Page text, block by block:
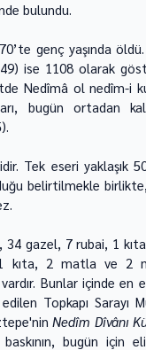
bulundu.
genç yaşında
ise 1108 olarak
Nedîmâ ol nedîm-i
bugün ortadan
Tek eseri yaklaşık
belirtilmekle birlikte,
34 gazel, 7 rubai, 1
kıta, 2 matla ve 2
Bunlar içinde
Topkapı Sarayı
Nedîm Dîvânı
baskının, bugün için